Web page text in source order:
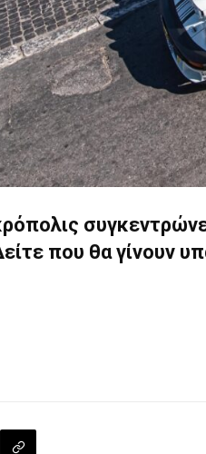
που θα γίνουν